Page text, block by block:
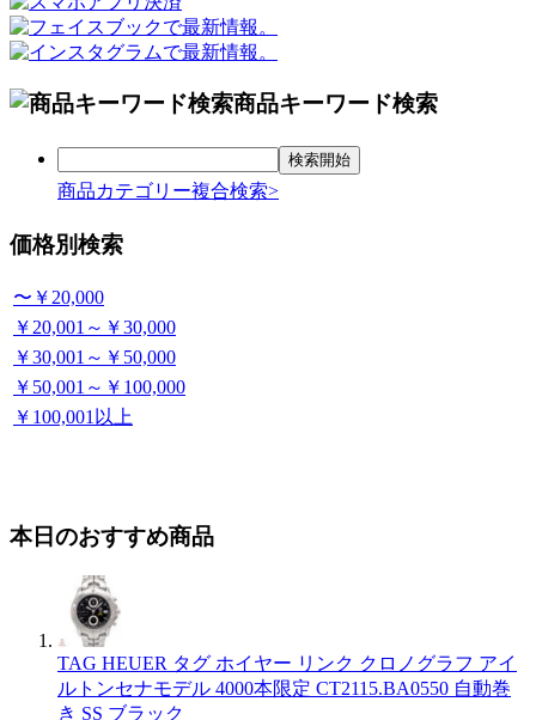
商品キーワード検索
商品カテゴリー複合検索>
価格別検索
〜￥20,000
￥20,001～￥30,000
￥30,001～￥50,000
￥50,001～￥100,000
￥100,001以上
本日のおすすめ商品
TAG HEUER タグ ホイヤー リンク クロノグラフ アイ
ルトンセナモデル 4000本限定 CT2115.BA0550 自動巻
き SS ブラック